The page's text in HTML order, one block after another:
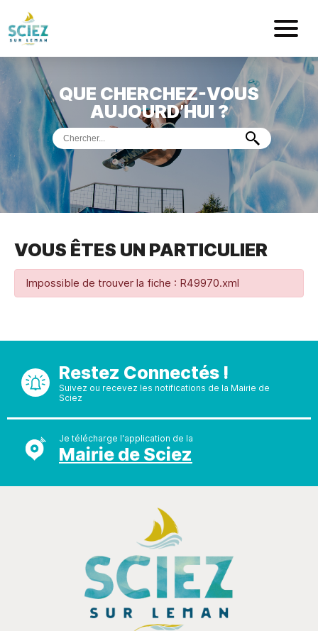
Mairie de
ACCUEIL
VOTREMAIRIE
VIEPRATIQUE
DÉMARCHES &SERVICES
PORTDE PLAISANCE
MUSÉEDE PRÉHISTOIRE ET GÉOLOGIE
QUE CHERCHEZ-VOUS
AUJOURD’HUI ?
VOUS ÊTES UN PARTICULIER
Impossible de trouver la fiche : R49970.xml
Restez Connectés !
Suivez ou recevez les notifications de la Mairie de
Sciez
Je télécharge l'application de la
Mairie de Sciez